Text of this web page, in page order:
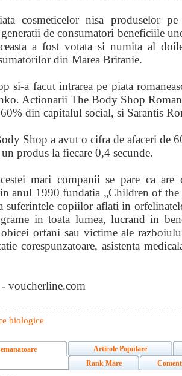
cosmeticelor nisa produselor
de consumatori beneficiile
a fost votata si numita al
din Marea Britanie.
si-a facut intrarea pe piata
Actionarii The Body Shop
din capitalul social, si Sarantis
Shop a avut o cifra de afaceri de
produs la fiecare 0,4 secunde.
mari companii se pare ca
anul 1990 fundatia „Children of the
suferintele copiilor aflati in
in toata lumea, lucrand in
orfani sau victime ale
corespunzatoare, asistenta
voucherline.com
biologice
Articole Populare
Rank Mare